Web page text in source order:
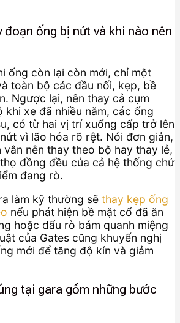
đoạn ống bị nứt và khi nào nên
ống còn lại còn mới, chỉ một
toàn bộ các đầu nối, kẹp, bề
Ngược lại, nên thay cả cụm
khi xe đã nhiều năm, các ống
có từ hai vị trí xuống cấp trở lên
vì lão hóa rõ rệt. Nói đơn giản,
vân nên thay theo bộ hay thay lẻ,
đồng đều của cả hệ thống chứ
đang rò.
làm kỹ thường sẽ thay kẹp ống
nếu phát hiện bề mặt cổ đã ăn
hoặc dấu rò bám quanh miệng
của Gates cũng khuyến nghị
mới để tăng độ kín và giảm
tại gara gồm những bước